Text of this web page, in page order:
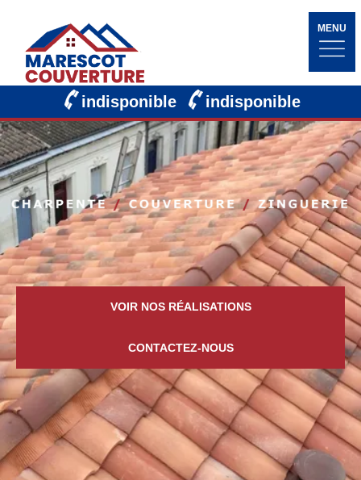
MENU
indisponible indisponible
VOIR NOS RÉALISATIONS
CONTACTEZ-NOUS